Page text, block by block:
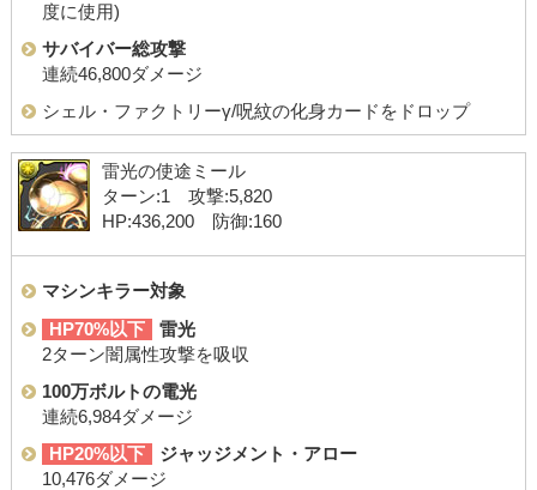
度に使用)
サバイバー総攻撃
連続46,800ダメージ
シェル・ファクトリーγ/呪紋の化身カードをドロップ
雷光の使途ミール
ターン:1 攻撃:5,820
HP:436,200 防御:160
マシンキラー対象
HP70%以下
雷光
2ターン闇属性攻撃を吸収
100万ボルトの電光
連続6,984ダメージ
HP20%以下
ジャッジメント・アロー
10,476ダメージ